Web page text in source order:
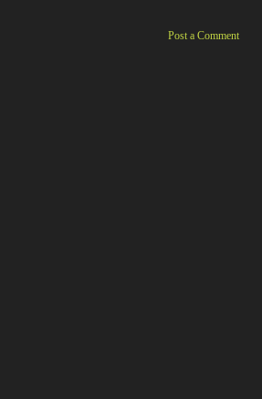
Post a Comment